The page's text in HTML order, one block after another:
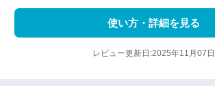
使い方・詳細を見る
レビュー更新日:2025年11月07日